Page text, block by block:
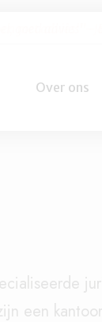
een
Over ons